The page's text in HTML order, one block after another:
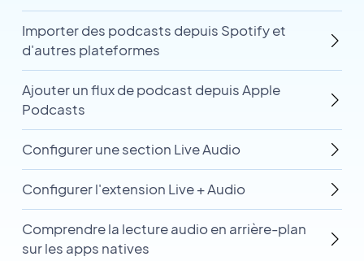
Importer des podcasts depuis Spotify et
d'autres plateformes
Ajouter un flux de podcast depuis Apple
Podcasts
Configurer une section Live Audio
Configurer l'extension Live + Audio
Comprendre la lecture audio en arrière-plan
sur les apps natives